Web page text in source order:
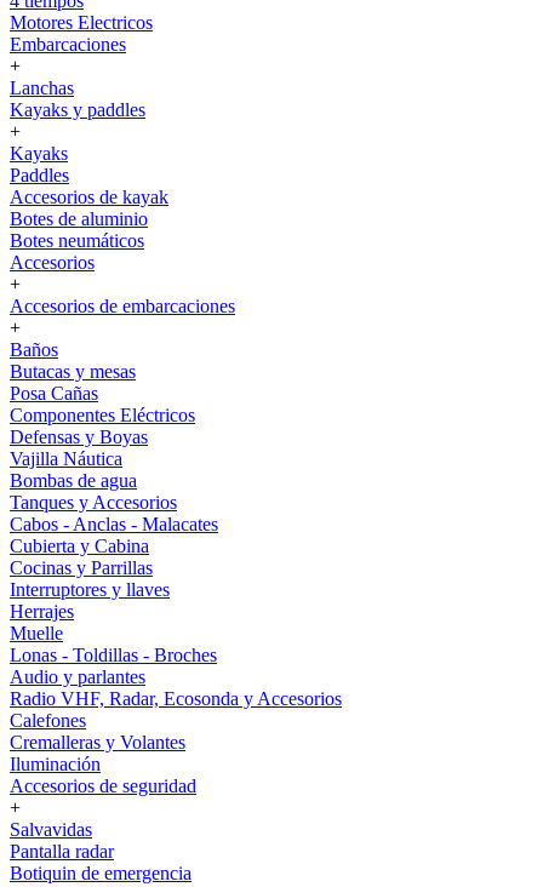
Motores Electricos
Embarcaciones
+
Lanchas
Kayaks y paddles
+
Kayaks
Paddles
Accesorios de kayak
Botes de aluminio
Botes neumáticos
Accesorios
+
Accesorios de embarcaciones
+
Baños
Butacas y mesas
Posa Cañas
Componentes Eléctricos
Defensas y Boyas
Vajilla Náutica
Bombas de agua
Tanques y Accesorios
Cabos - Anclas - Malacates
Cubierta y Cabina
Cocinas y Parrillas
Interruptores y llaves
Herrajes
Muelle
Lonas - Toldillas - Broches
Audio y parlantes
Radio VHF, Radar, Ecosonda y Accesorios
Calefones
Cremalleras y Volantes
Iluminación
Accesorios de seguridad
+
Salvavidas
Pantalla radar
Botiquin de emergencia